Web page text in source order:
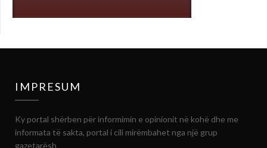
IMPRESUM
Ky portal shërben për informimin e opinionit në kohë dhe me
informata të sakta, portal i cili mirëmbahet nga një grup
gazetarësh